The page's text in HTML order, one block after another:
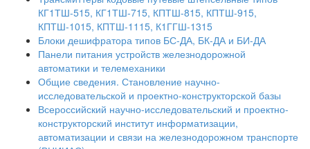
КГ1ТШ-515, КГ1ТШ-715, КПТШ-815, КПТШ-915,
КПТШ-1015, КПТШ-1115, К1ГГШ-1315
Блоки дешифратора типов БС-ДА, БК-ДА и БИ-ДА
Панели питания устройств железнодорожной
автоматики и телемеханики
Общие сведения. Становление научно-
исследовательской и проектно-конструкторской базы
Всероссийский научно-исследовательский и проектно-
конструкторский институт информатизации,
автоматизации и связи на железнодорожном транспорте